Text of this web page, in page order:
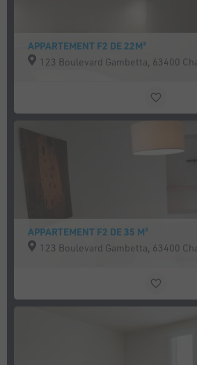
APPARTEMENT F2 DE 22M²
123 Boulevard Gambetta, 63400
APPARTEMENT F2 DE 35 M²
123 Boulevard Gambetta, 63400